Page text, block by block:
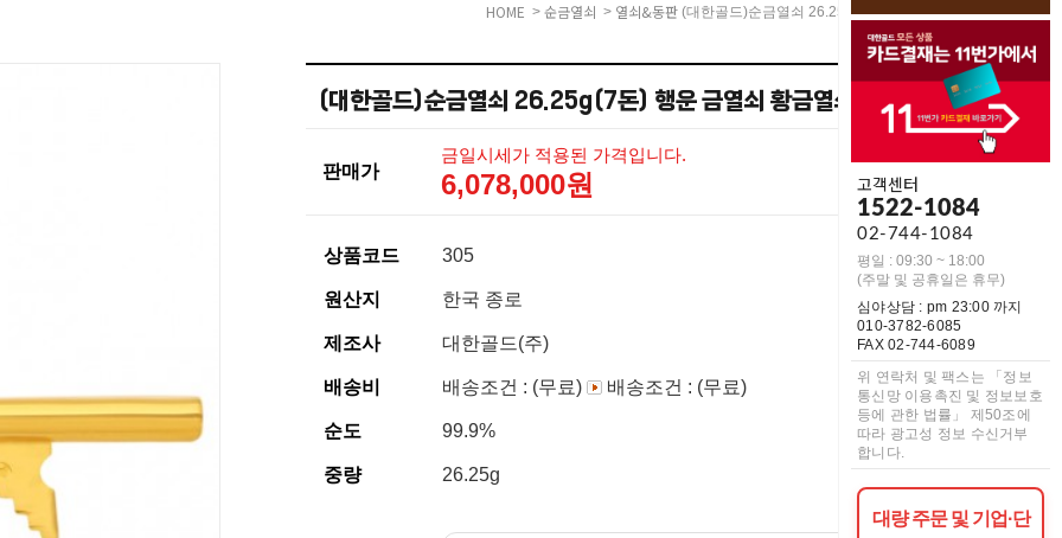
고객센터
1522-1084
02-744-1084
평일 : 09:30 ~ 18:00
(주말 및 공휴일은 휴무)
심야상담 : pm 23:00 까지
010-3782-6085
FAX 02-744-6089
위 연락처 및 팩스는 「정보
통신망 이용촉진 및 정보보호
등에 관한 법률」 제50조에
따라 광고성 정보 수신거부
합니다.
대량 주문 및 기업·단
HOME > 순금열쇠 > 열쇠&동판 (대한골드)순금열쇠 26.25g(7돈) 행운 금열쇠 황금열쇠
(대한골드)순금열쇠 26.25g(7돈) 행운 금열쇠 황금열쇠
판매가
금일시세가 적용된 가격입니다.
6,078,000원
상품코드 305
원산지 한국 종로
제조사 대한골드(주)
배송비 배송조건 : (무료) 배송조건 : (무료)
순도 99.9%
중량 26.25g